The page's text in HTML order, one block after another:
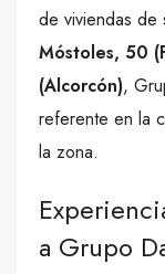
de viviendas de
Móstoles, 50
(Alcorcón),
referente en la
la zona.
a Grupo